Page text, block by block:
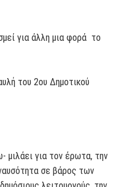
για άλλη μια φορά το
του 2ου Δημοτικού
μιλάει για τον έρωτα, την
σε βάρος των